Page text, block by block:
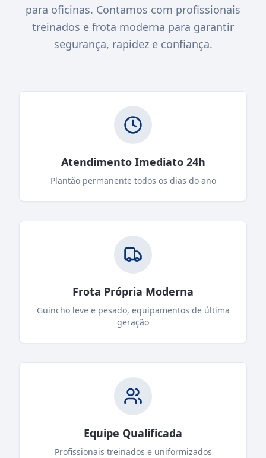
para oficinas. Contamos com profissionais
treinados e frota moderna para garantir
segurança, rapidez e confiança.
Atendimento Imediato 24h
Plantão permanente todos os dias do ano
Frota Própria Moderna
Guincho leve e pesado, equipamentos de última
geração
Equipe Qualificada
Profissionais treinados e uniformizados